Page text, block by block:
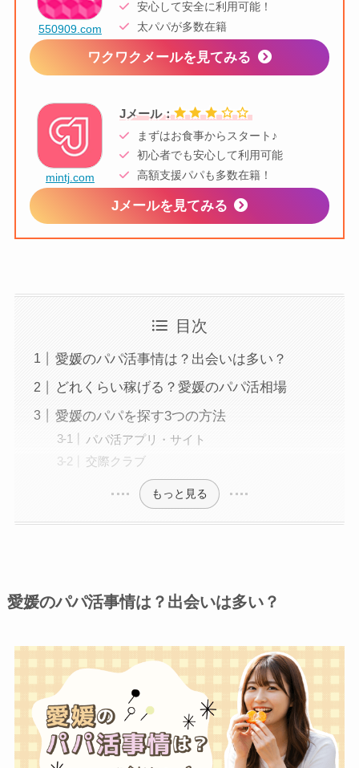
550909.com
安心して安全に利用可能！
太パパが多数在籍
ワクワクメールを見てみる
mintj.com
Jメール：
まずはお食事からスタート♪
初心者でも安心して利用可能
高額支援パパも多数在籍！
Jメールを見てみる
目次
愛媛のパパ活事情は？出会いは多い？
どれくらい稼げる？愛媛のパパ活相場
愛媛のパパを探す3つの方法
パパ活アプリ・サイト
交際クラブ
もっと見る
愛媛のパパ活事情は？出会いは多い？